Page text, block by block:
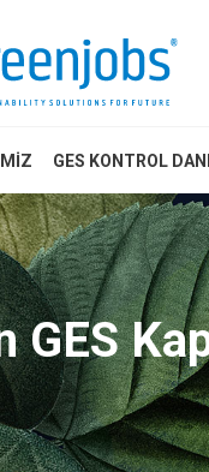
GES KONTROL
GES